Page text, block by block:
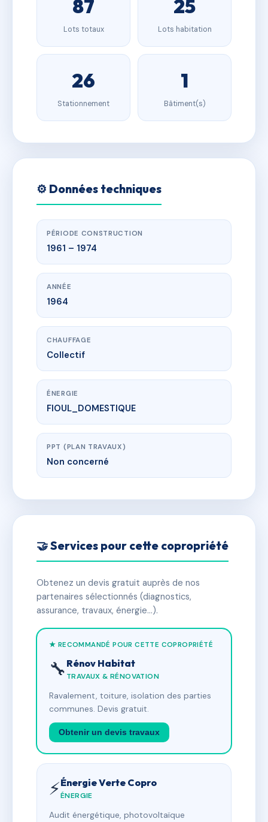
87
Lots totaux
25
Lots habitation
26
Stationnement
1
Bâtiment(s)
⚙️ Données techniques
PÉRIODE CONSTRUCTION
1961 – 1974
ANNÉE
1964
CHAUFFAGE
Collectif
ÉNERGIE
FIOUL_DOMESTIQUE
PPT (PLAN TRAVAUX)
Non concerné
🤝 Services pour cette copropriété
Obtenez un devis gratuit auprès de nos
partenaires sélectionnés (diagnostics,
assurance, travaux, énergie…).
★ RECOMMANDÉ POUR CETTE COPROPRIÉTÉ
🔧 Rénov Habitat
TRAVAUX & RÉNOVATION
Ravalement, toiture, isolation des parties
communes. Devis gratuit.
Obtenir un devis travaux
⚡Énergie Verte Copro
ÉNERGIE
Audit énergétique, photovoltaïque